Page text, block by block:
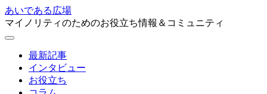
あいである広場
マイノリティのためのお役立ち情報＆コミュニティ
最新記事
インタビュー
お役立ち